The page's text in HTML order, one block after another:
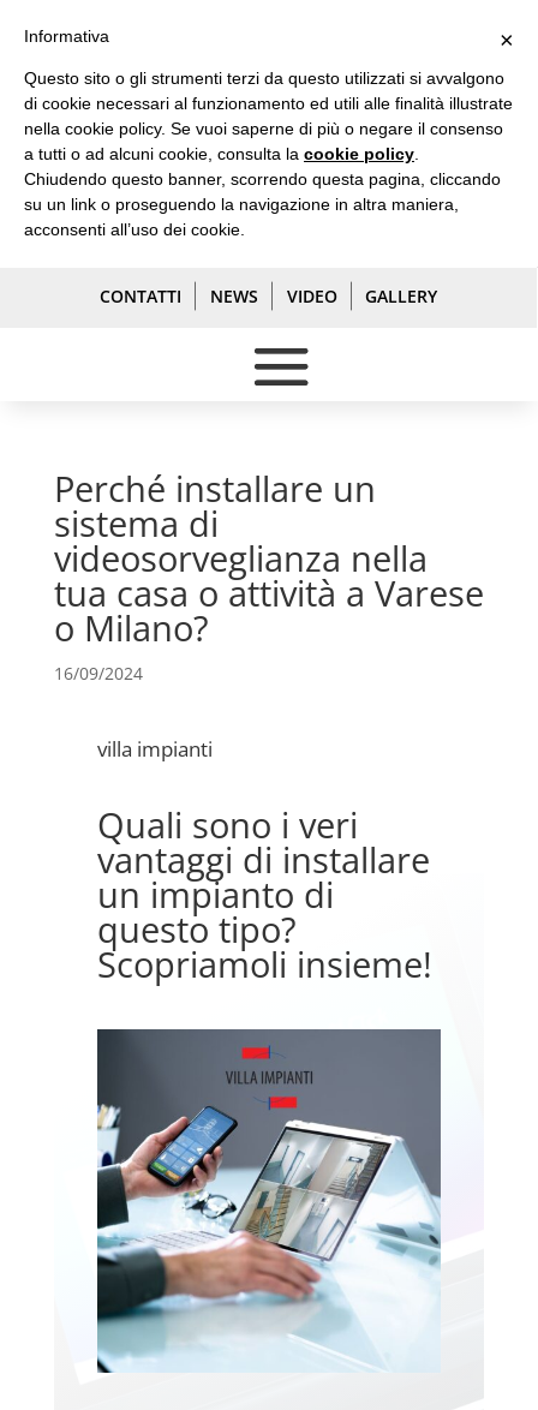
CONTATTI NEWS VIDEO GALLERY
Perché installare un
sistema di
videosorveglianza nella
tua casa o attività a Varese
o Milano?
16/09/2024
villa impianti
Quali sono i veri
vantaggi di installare
un impianto di
questo tipo?
Scopriamoli insieme!
×
Informativa
Questo sito o gli strumenti terzi da questo utilizzati si avvalgono
di cookie necessari al funzionamento ed utili alle finalità illustrate
nella cookie policy. Se vuoi saperne di più o negare il consenso
a tutti o ad alcuni cookie, consulta la cookie policy
Chiudendo questo banner, scorrendo questa pagina, cliccando
su un link o proseguendo la navigazione in altra maniera,
acconsenti all’uso dei cookie.